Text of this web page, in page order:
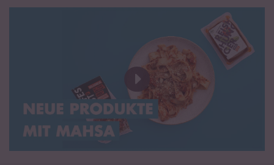
getrocknet 3%, Oliven* 1,3%, Salz, Branntweinessig*,
Gewürze*, Paprikaextrakt, Maisstärke*, Gerinnungsmittel:
Calciumsulfat. *aus kontrolliert biologischem Anbau.
Mindestens 12 % des gesamten Brennwerts (=
Energiegehalt) wird durch Eiweiß gedeckt.
High Protein:
Mindestens 20 % des gesamten Brennwerts (=
Energiegehalt) wird durch Eiweiß gedeckt.